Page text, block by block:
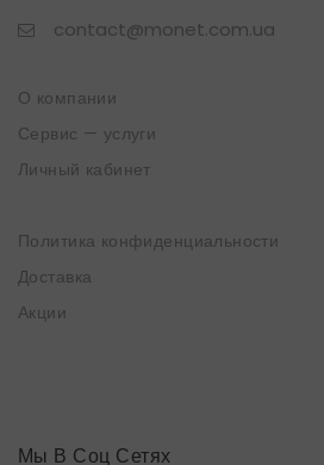
contact@monet.com.ua
О компании
Сервис — услуги
Личный кабинет
Политика конфиденциальности
Доставка
Акции
Мы В Соц Сетях